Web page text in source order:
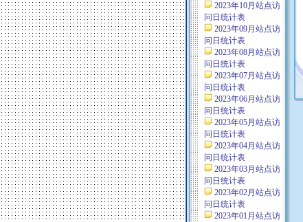
2023年10月站点访
问日统计表
2023年09月站点访
问日统计表
2023年08月站点访
问日统计表
2023年07月站点访
问日统计表
2023年06月站点访
问日统计表
2023年05月站点访
问日统计表
2023年04月站点访
问日统计表
2023年03月站点访
问日统计表
2023年02月站点访
问日统计表
2023年01月站点访